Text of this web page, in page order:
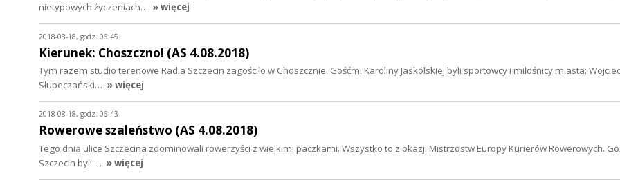
nietypowych życzeniach… » więcej
2018-08-18, godz. 06:45
Kierunek: Choszczno! (AS 4.08.2018)
Tym razem studio terenowe Radia Szczecin zagościło w Choszcznie. Gośćmi Karoliny Jaskólskiej byli sportowcy i miłośnicy miasta:
Słupeczański… » więcej
2018-08-18, godz. 06:43
Rowerowe szaleństwo (AS 4.08.2018)
Tego dnia ulice Szczecina zdominowali rowerzyści z wielkimi paczkami. Wszystko to z okazji Mistrzostw Europy Kurierów Rowerowych.
Szczecin byli:… » więcej